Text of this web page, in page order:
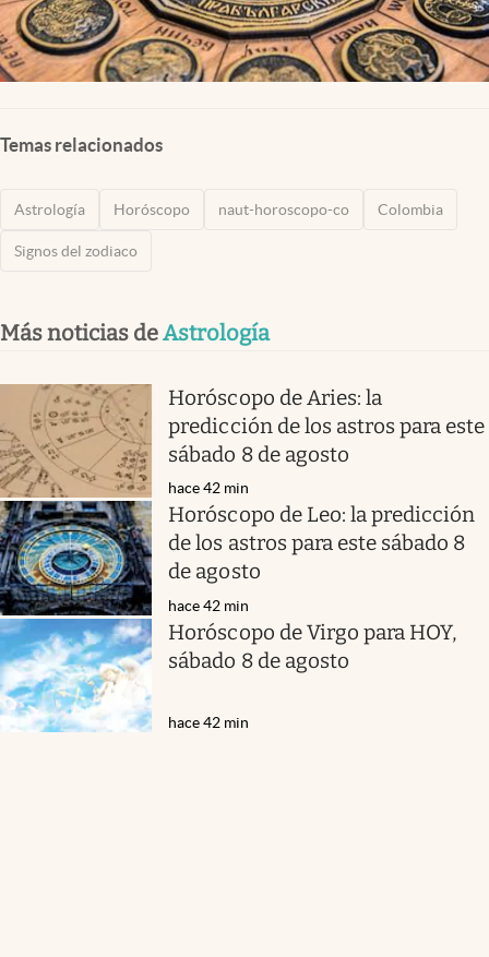
Temas relacionados
Astrología Horóscopo naut-horoscopo-co Colombia
Signos del zodiaco
Más noticias deAstrología
Horóscopo de Aries: la
predicción de los astros para este
sábado 8 de agosto
hace 42 min
Horóscopo de Leo: la predicción
de los astros para este sábado 8
de agosto
hace 42 min
Horóscopo de Virgo para HOY,
sábado 8 de agosto
hace 42 min